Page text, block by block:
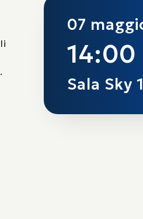
07
14:00
Sala Sky 1